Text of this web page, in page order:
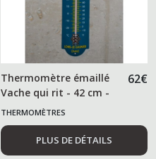
Thermomètre émaillé
Vache qui rit - 42 cm -
62€
THERMOMÈTRES
PLUS DE DÉTAILS